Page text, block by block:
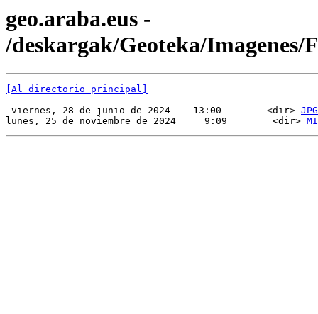
geo.araba.eus -
/deskargak/Geoteka/Imagenes/
[Al directorio principal]
viernes, 28 de junio de 2024    13:00        <dir> JPG
lunes, 25 de noviembre de 2024     9:09        <dir>